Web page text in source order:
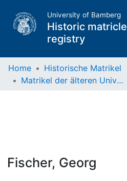
University of Bamberg
Historic matricle
registry
Home
Historische Matrikel
Matrikel der älteren Universität
Fischer, Georg